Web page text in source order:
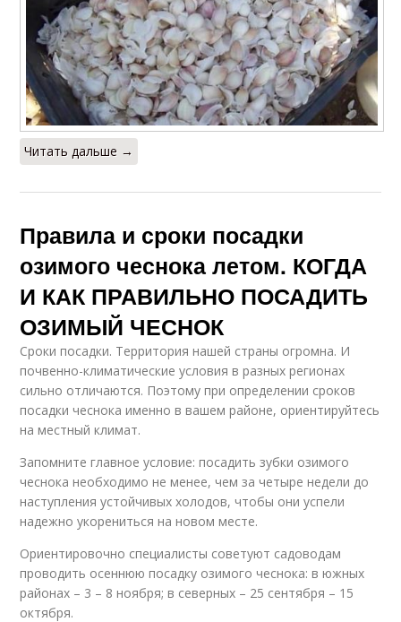
Читать дальше →
Правила и сроки посадки
озимого чеснока летом. КОГДА
И КАК ПРАВИЛЬНО ПОСАДИТЬ
ОЗИМЫЙ ЧЕСНОК
Сроки посадки. Территория нашей страны огромна. И
почвенно-климатические условия в разных регионах
сильно отличаются. Поэтому при определении сроков
посадки чеснока именно в вашем районе, ориентируйтесь
на местный климат.
Запомните главное условие: посадить зубки озимого
чеснока необходимо не менее, чем за четыре недели до
наступления устойчивых холодов, чтобы они успели
надежно укорениться на новом месте.
Ориентировочно специалисты советуют садоводам
проводить осеннюю посадку озимого чеснока: в южных
районах – 3 – 8 ноября; в северных – 25 сентября – 15
октября.